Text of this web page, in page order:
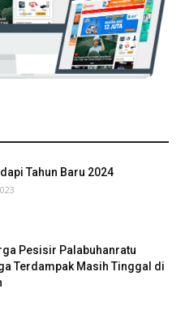
Tahun Baru 2024
Pesisir Palabuhanratu
Terdampak Masih Tinggal di